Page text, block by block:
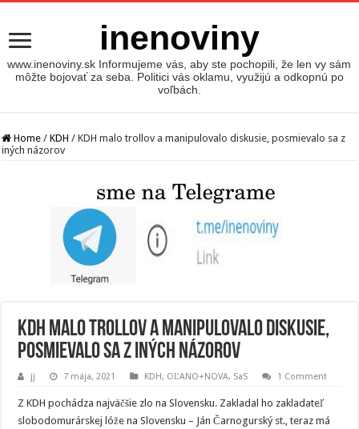
inenoviny
www.inenoviny.sk Informujeme vás, aby ste pochopili, že len vy sám
môžte bojovať za seba. Politici vás oklamu, využijú a odkopnú po
voľbách.
Home / KDH / KDH malo trollov a manipulovalo diskusie, posmievalo sa z
iných názorov
KDH malo trollov a manipulovalo diskusie,
posmievalo sa z iných názorov
jj 7 mája, 2021 KDH, OĽANO+NOVA, SaS 1 Comment
Z KDH pochádza najväčšie zlo na Slovensku. Zakladal ho zakladateľ
slobodomurárskej lóže na Slovensku – Ján Čarnogurský st., teraz má